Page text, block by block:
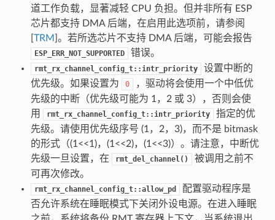
道工作负载，显著减轻 CPU 负担。但并非所有 ESP
芯片都支持 DMA 后端，在启用此选项前，请参阅
TRM ]。若所选芯片不支持 DMA 后端，可能会报告
ESP_ERR_NOT_SUPPORTED 错误。
rmt_rx_channel_config_t::intr_priority
设置中断的
优先级。如果设置为
0
，驱动将会使用一个中低优
先级的中断（优先级可能为 1，2 或 3），否则会使
用
rmt_rx_channel_config_t::intr_priority
指定的优
先级。请使用优先级序号 (1，2，3)，而不是 bitmask
的形式（(1<<1)，(1<<2)，(1<<3)）。请注意，中断优
先级一旦设置，在
rmt_del_channel()
被调用之前不
可再次修改。
rmt_rx_channel_config_t::allow_pd
配置驱动程序是
否允许系统在睡眠模式下关闭外设电源。在进入睡眠